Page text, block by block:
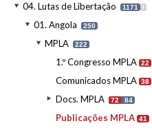
04. Lutas de Libertação 1171 I
01. Angola 250
MPLA 222
1.º Congresso MPLA 22
Comunicados MPLA 38
Docs. MPLA 72 84
Publicações MPLA 41